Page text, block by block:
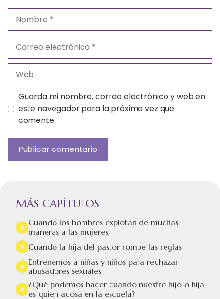
Nombre
electrónico
Guarda mi nombre, correo electrónico y web en
este navegador para la próxima vez que
comente.
MÁS CAPÍTULOS
Cuando los hombres explotan de muchas
maneras a las mujeres
Cuando la hija del pastor rompe las reglas
Entrenemos a niñas y niños para rechazar
abusadores sexuales
¿Qué podemos hacer cuando nuestro hijo o hija
es quien acosa en la escuela?